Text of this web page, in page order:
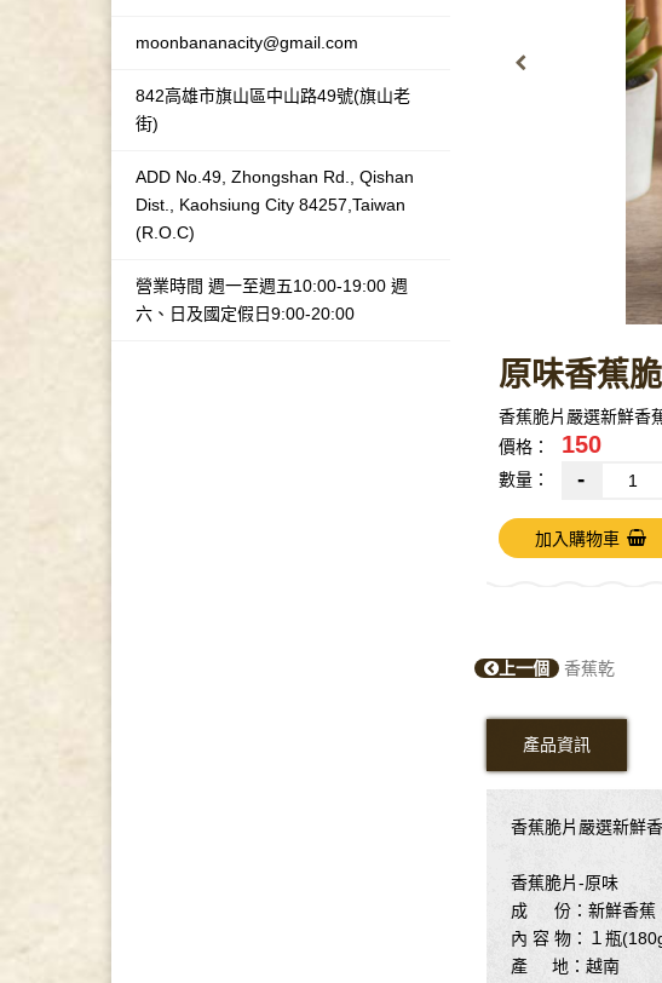
moonbananacity@gmail.com
842高雄市旗山區中山路49號(旗山老
街)
ADD No.49, Zhongshan Rd., Qishan
Dist., Kaohsiung City 84257,Taiwan
(R.O.C)
營業時間 週一至週五10:00-19:00 週
六、日及國定假日9:00-20:00
原味香蕉
香蕉脆片嚴選新鮮香
價格：
150
數量： -
加入購物車
上一個 香蕉乾
產品資訊
香蕉脆片嚴選新鮮
香蕉脆片-原味
成 份：新鮮香蕉
內 容 物：１瓶
產 地：越南